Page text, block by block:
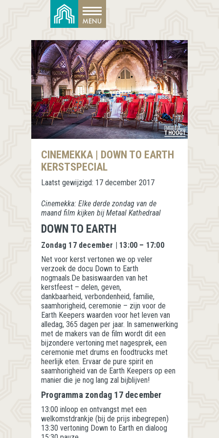
CINEMEKKA | DOWN TO EARTH
KERSTSPECIAL
Laatst gewijzigd: 17 december 2017
Cinemekka: Elke derde zondag van de
maand film kijken bij Metaal Kathedraal
DOWN TO EARTH
Zondag 17 december | 13:00 – 17:00
Net voor kerst vertonen we op veler
verzoek de docu Down to Earth
nogmaals.De basiswaarden van het
kerstfeest – delen, geven,
dankbaarheid, verbondenheid, familie,
saamhorigheid, ceremonie – zijn voor de
Earth Keepers waarden voor het leven van
alledag, 365 dagen per jaar. In samenwerking
met de makers van de film wordt dit een
bijzondere vertoning met nagesprek, een
ceremonie met drums en foodtrucks met
heerlijk eten. Ervaar de pure spirit en
saamhorigheid van de Earth Keepers op een
manier die je nog lang zal bijblijven!
Programma zondag 17 december
13:00 inloop en ontvangst met een
welkomstdrankje (bij de prijs inbegrepen)
13:30 vertoning Down to Earth en dialoog